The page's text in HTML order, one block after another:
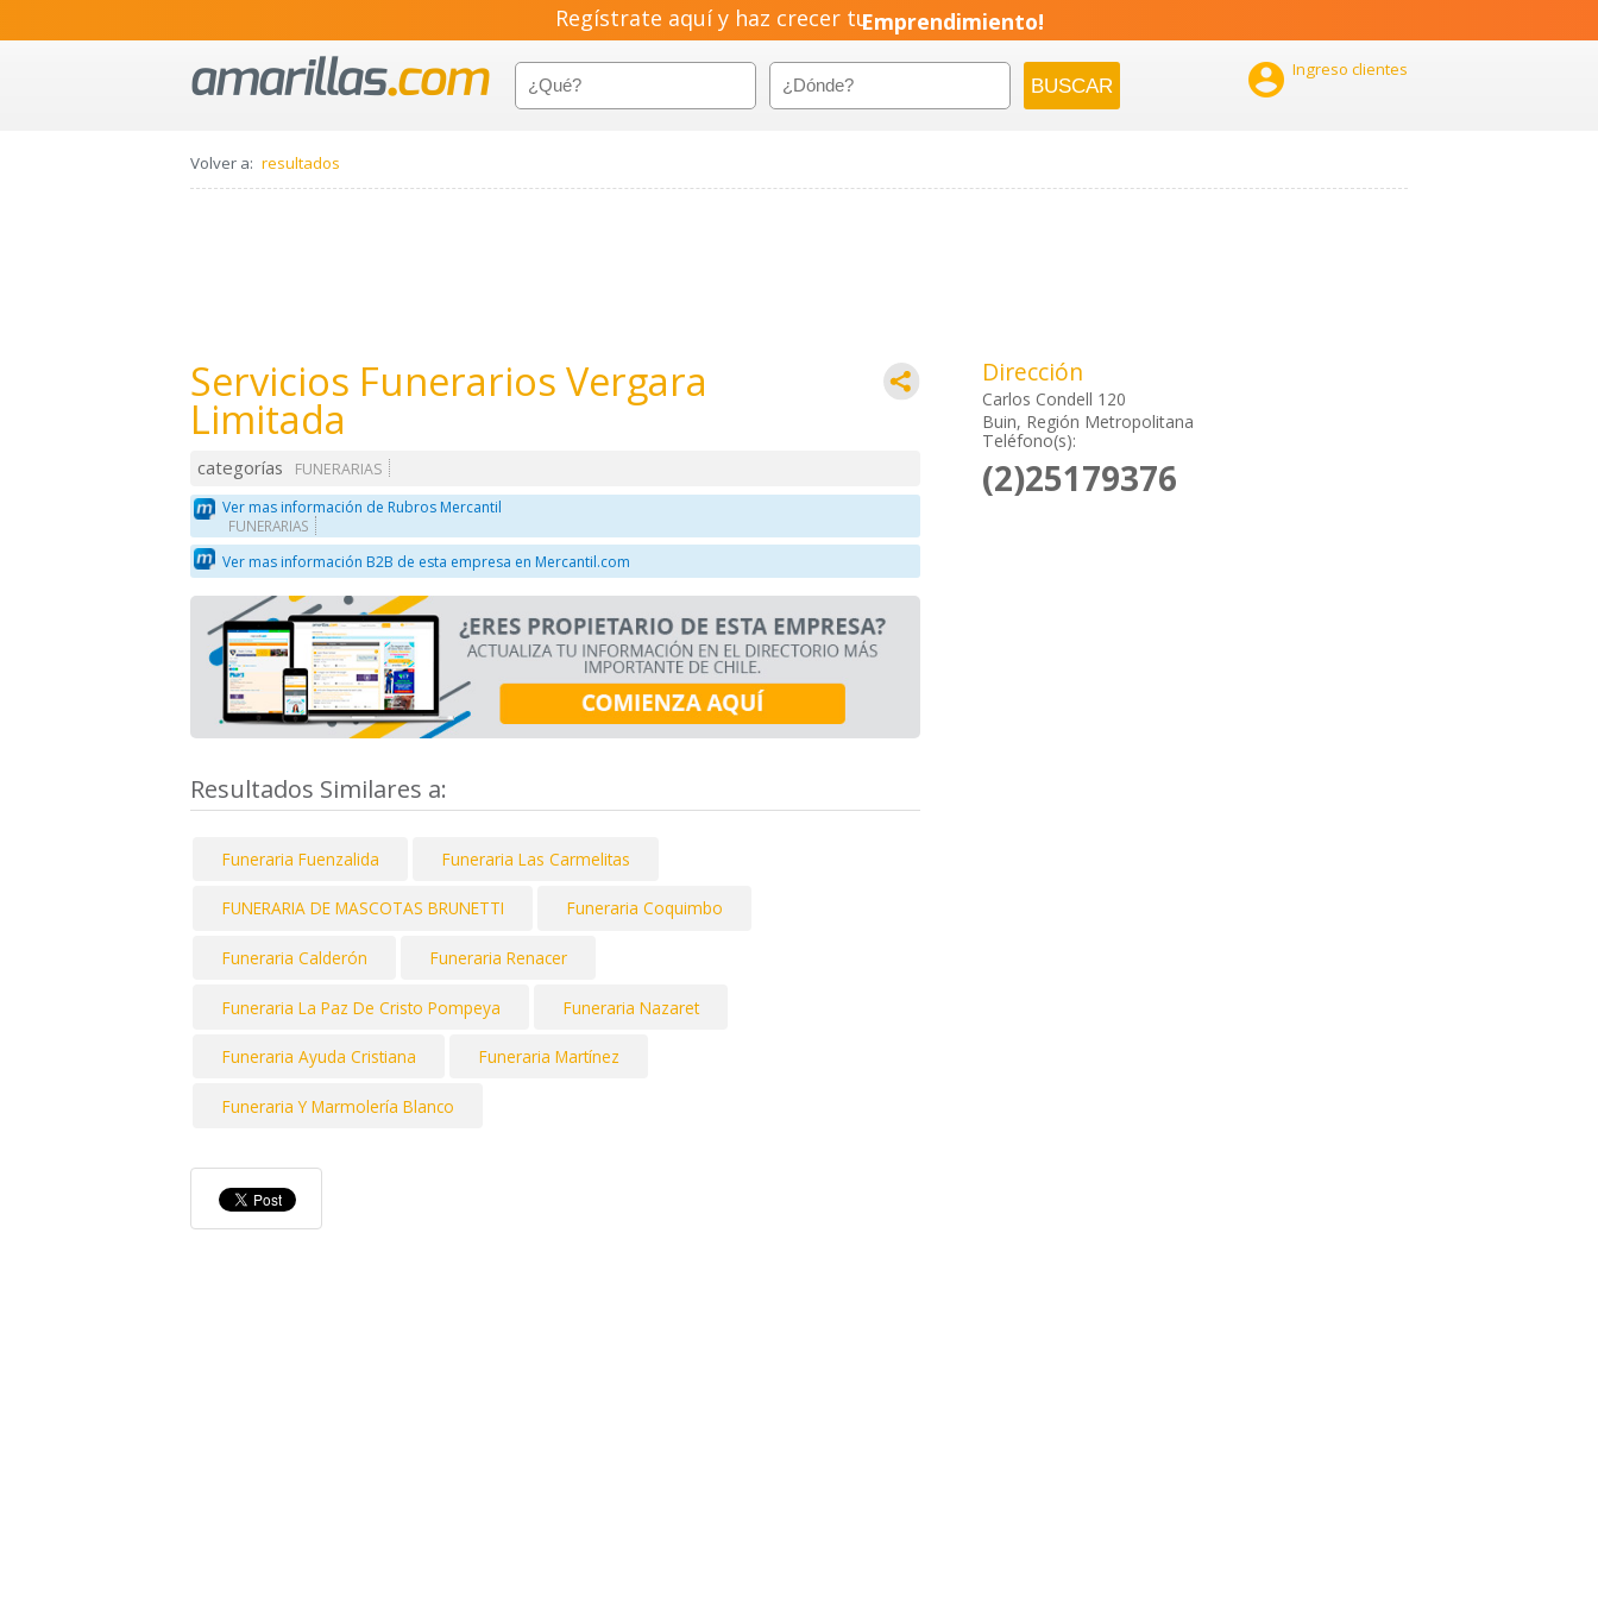
Regístrate aquí y haz crecer tuEmprendimiento!
 Ingreso clientes
Volver a: resultados
Servicios Funerarios Vergara
Limitada
categorías
FUNERARIAS
Ver mas información de Rubros Mercantil
FUNERARIAS
Ver mas información B2B de esta empresa en Mercantil.com
Resultados Similares a:
Funeraria Fuenzalida Funeraria Las Carmelitas
FUNERARIA DE MASCOTAS BRUNETTI Funeraria Coquimbo
Funeraria Calderón Funeraria Renacer
Funeraria La Paz De Cristo Pompeya Funeraria Nazaret
Funeraria Ayuda Cristiana Funeraria Martínez
Funeraria Y Marmolería Blanco
Dirección
Carlos Condell 120
Buin, Región Metropolitana
Teléfono(s):
(2)25179376